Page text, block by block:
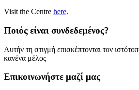
Visit the Centre here.
Ποιός είναι συνδεδεμένος?
Αυτήν τη στιγμή επισκέπτονται τον
κανένα μέλος
Επικοινωνήστε μαζί μας